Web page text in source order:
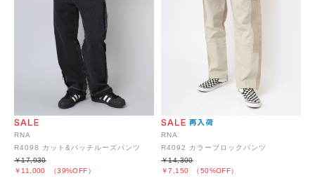
RNA
R4098 カット&パッチルーズパンツ
￥11,000 （39%OFF）
￥17,930
RNA
R4092 カラーブロックパンツ
￥7,150 （50%OFF）
￥14,300